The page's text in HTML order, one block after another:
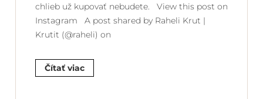
chlieb už kupovať nebudete. View this post on
Instagram A post shared by Raheli Krut |
Krutit (@raheli) on
Čítať viac